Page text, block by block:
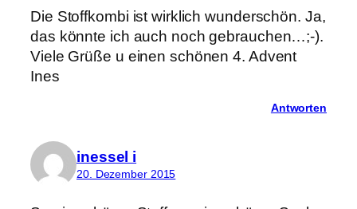
Die Stoffkombi ist wirklich wunderschön. Ja,
das könnte ich auch noch gebrauchen…;-).
Viele Grüße u einen schönen 4. Advent
Ines
Antworten
inessel i
20. Dezember 2015